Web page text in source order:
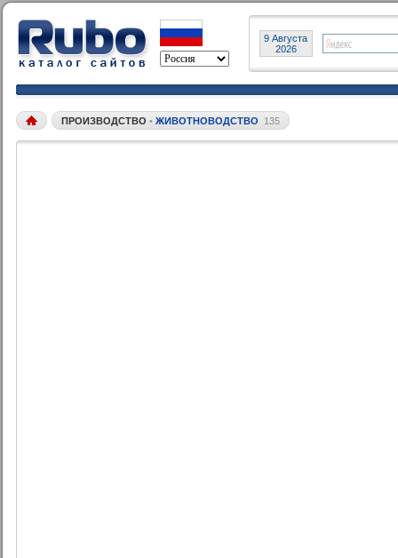
9 Августа
2026
ПРОИЗВОДСТВО • ЖИВОТНОВОДСТВО 135